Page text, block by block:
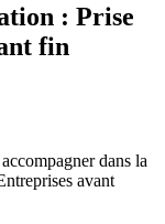
: Prise
fin
dans la
avant